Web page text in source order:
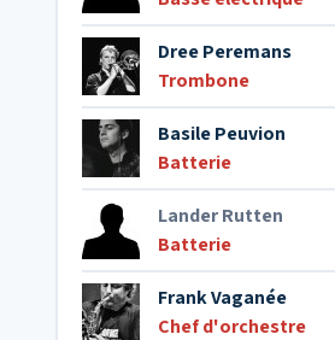
Dree Peremans
Trombone
Basile Peuvion
Batterie
Lander Rutten
Batterie
Frank Vaganée
Chef d'orchestre